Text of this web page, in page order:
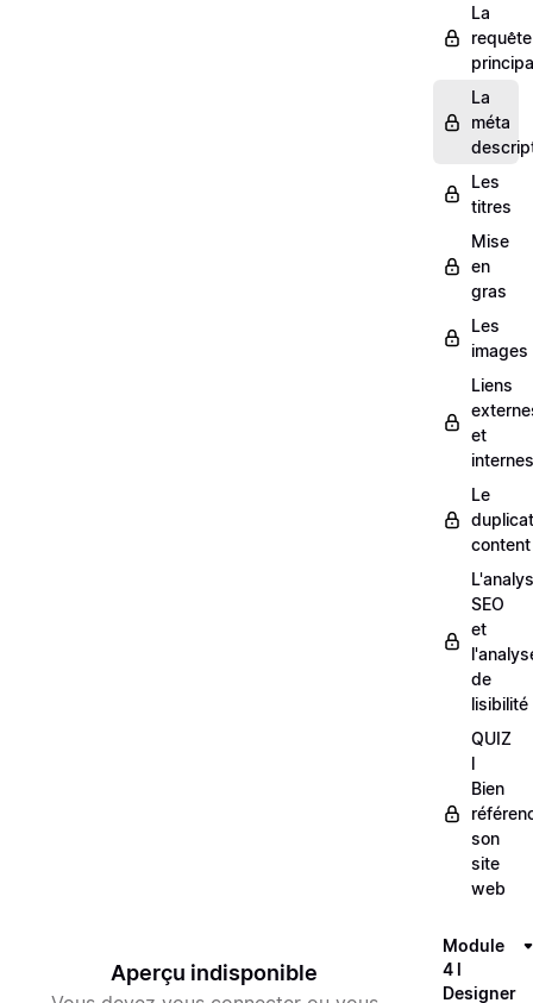
Aperçu indisponible
La
requête
La
méta
Les
titres
Mise
en
gras
Les
images
Liens
et
internes
Le
content
SEO
et
de
lisibilité
QUIZ
l
Bien
son
site
web
Module
4 l
Designer